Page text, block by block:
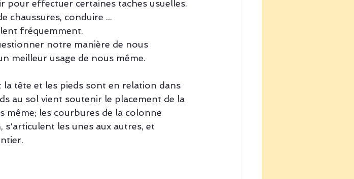
pour effectuer certaines taches usuelles.
chaussures, conduire ...
fréquemment.
notre manière de nous
meilleur usage de nous même.
tête et les pieds sont en relation dans
au sol vient soutenir le placement de la
les courbures de la colonne
s'articulent les unes aux autres, et